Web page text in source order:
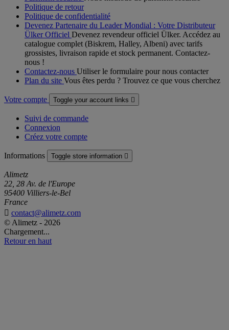
Politique de retour
Politique de confidentialité
Devenez Partenaire du Leader Mondial : Votre Distributeur
Ülker Officiel Devenez revendeur officiel Ülker. Accédez au
catalogue complet (Biskrem, Halley, Albeni) avec tarifs
grossistes, livraison rapide et stock permanent. Contactez-
nous !
Contactez-nous Utiliser le formulaire pour nous contacter
Plan du site Vous êtes perdu ? Trouvez ce que vous cherchez
Votre compte Toggle your account links 
Suivi de commande
Connexion
Créez votre compte
Informations Toggle store information 
Alimetz
22, 28 Av. de l'Europe
95400 Villiers-le-Bel
France
 contact@alimetz.com
© Alimetz - 2026
Chargement...
Retour en haut